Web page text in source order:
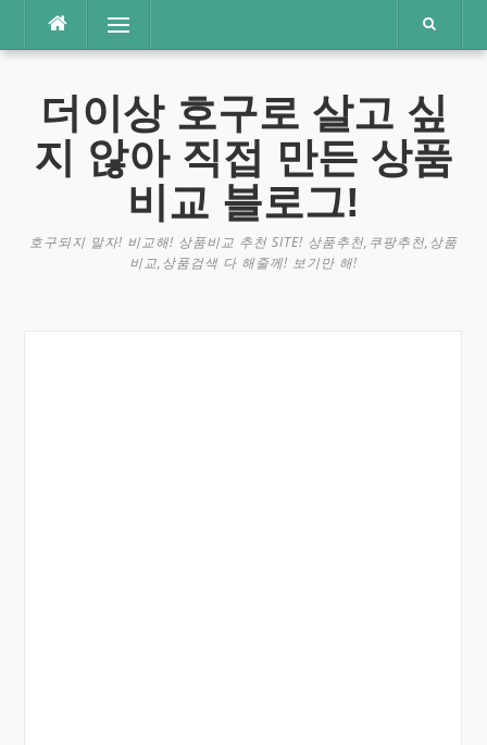
츠
메뉴
더이상 호구로 살고 싶
지 않아 직접 만든 상품
비교 블로그!
호구되지 말자! 비교해! 상품비교 추천 SITE! 상품추천,쿠팡추천,상품
비교,상품검색 다 해줄께! 보기만 해!